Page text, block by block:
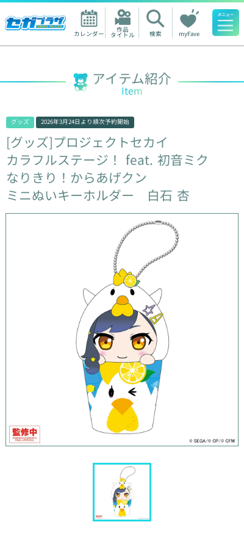
カレンダー 作品
タイトル 検索 myFave
人気ワード
アイテム紹介
Item
グッズ 2026年3月24日 より順次予約開始
[グッズ]プロジェクトセカイ
カラフルステージ！ feat. 初音ミク
なりきり！からあげクン
ミニぬいキーホルダー
白石 杏